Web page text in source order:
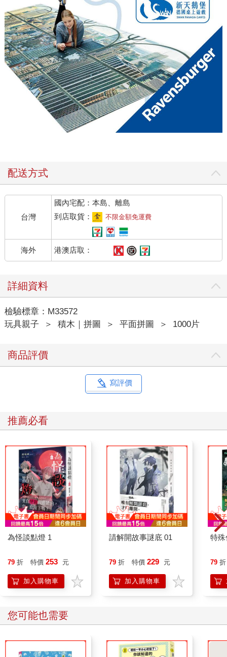
配送方式
台灣
國內宅配：本島、離島
到店取貨：
不限金額免運費
海外 港澳店取：
詳細資料
檢驗標章：M33572
玩具親子
＞ 積木｜拼圖 ＞ 平面拼圖 ＞ 1000片
商品評價
寫評價
推薦必看
為怪談點燈 1
79 折 特價 253 元
加入購物車
請解開故事謎底 01
79 折 特價 229 元
加入購物車
特
79 折
您可能也需要